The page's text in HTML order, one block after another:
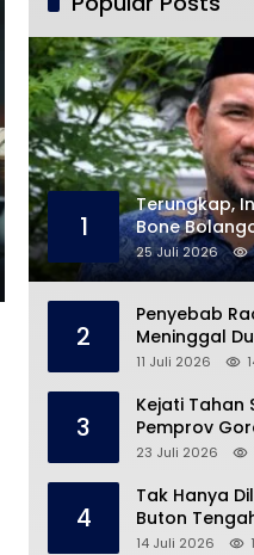
1
Terungkap,
Bone
Kades Toto
25 Juli 2026
2
Penyebab
Meninggal
Ungkap
11 Juli 2026
3
Kejati Tahan
Pemprov
Dugaan
23 Juli 2026
4
Tak Hanya
Buton
Khusus dari
14 Juli 2026